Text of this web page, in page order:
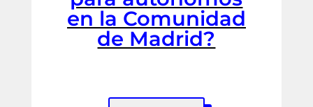
en la Comunidad
de Madrid?